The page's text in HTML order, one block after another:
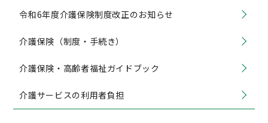
令和6年度介護保険制度改正のお知らせ
介護保険（制度・手続き）
介護保険・高齢者福祉ガイドブック
介護サービスの利用者負担